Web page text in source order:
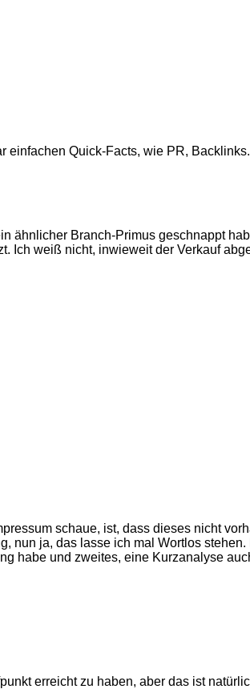
Quick-Facts, wie PR,
ähnlicher Branch-Primus geschnappt
weiß nicht, inwieweit der Verkauf
schaue, ist, dass dieses nicht
nun ja, das lasse ich mal Wortlos
habe und zweites, eine Kurzanalyse
erreicht zu haben, aber das ist